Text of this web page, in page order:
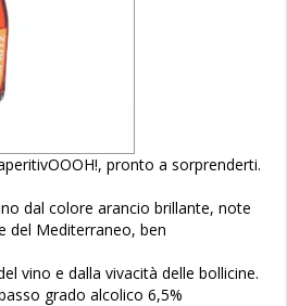
pronto a sorprenderti.
dal colore arancio brillante, note
del Mediterraneo, ben
vino e dalla vivacità delle bollicine.
grado alcolico 6,5%